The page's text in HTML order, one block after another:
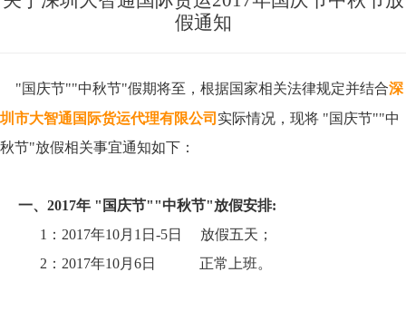
增值服务 +
联系我们 +
假通知
"国庆节""中秋节"假期将至， 根据国家相关法律规定并结合深
圳市大智通国际货运代理有限公司 实际情况，现将 "国庆节""中
秋节"放假相关事宜通知如下：
一、 2017年 "国庆节""中秋节"放假安排:
1：2017年10月1日-5日 放假五天；
2：2017年10月6日 正常上班。